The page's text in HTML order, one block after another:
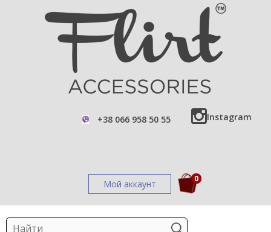
Мой аккаунт
+38 066 958 50 55 Instagram
0